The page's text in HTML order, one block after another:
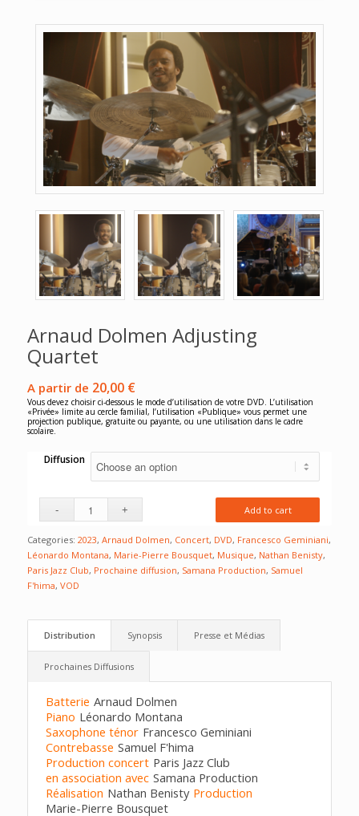
Arnaud Dolmen Adjusting
Quartet
A partir de 20,00 €
Vous devez choisir ci-dessous le mode d’utilisation de votre DVD. L’utilisation
«Privée» limite au cercle familial, l’utilisation «Publique» vous permet une
projection publique, gratuite ou payante, ou une utilisation dans le cadre
scolaire.
Diffusion
Add to cart
Categories: 2023, Arnaud Dolmen, Concert, DVD, Francesco Geminiani,
Léonardo Montana, Marie-Pierre Bousquet, Musique, Nathan Benisty,
Paris Jazz Club, Prochaine diffusion, Samana Production, Samuel
F'hima, VOD
Distribution Synopsis Presse et Médias
Prochaines Diffusions
Batterie Arnaud Dolmen
Piano Léonardo Montana
Saxophone ténor Francesco Geminiani
Contrebasse Samuel F'hima
Production concert Paris Jazz Club
en association avec Samana Production
Réalisation Nathan Benisty Production
Marie-Pierre Bousquet